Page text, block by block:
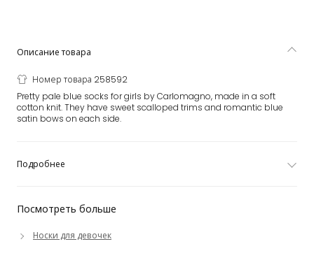
Посмотреть больше
Носки для девочек
Описание товара
Номер товара 258592
Pretty pale blue socks for girls by Carlomagno, made in a soft
cotton knit. They have sweet scalloped trims and romantic blue
satin bows on each side.
Подробнее